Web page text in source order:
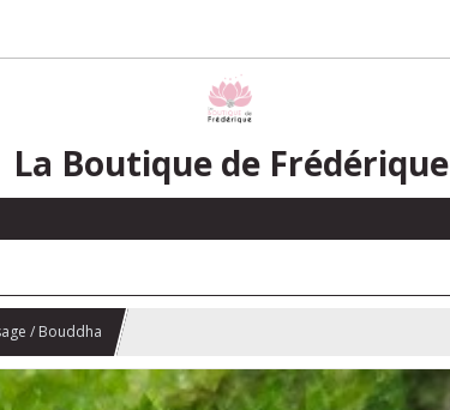
La Boutique de Frédérique
/ Bouddha